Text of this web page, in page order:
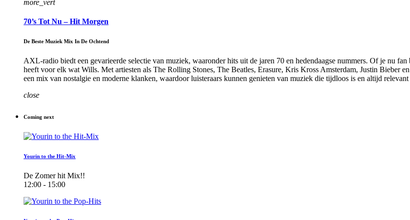
more_vert
70’s Tot Nu – Hit Morgen
De Beste Muziek Mix In De Ochtend
AXL-radio biedt een gevarieerde selectie van muziek, waaronder hits uit de jaren 70 en hedendaagse nummers. Of je nu
heeft voor elk wat Wills. Met artiesten als The Rolling Stones, The Beatles, Erasure, Kris Kross Amsterdam, Justin Bieber
een mix van nostalgie en moderne klanken, waardoor luisteraars kunnen genieten van muziek die tijdloos is en altijd
close
Coming next
Yourin to the Hit-Mix
De Zomer hit Mix!!
12:00 - 15:00